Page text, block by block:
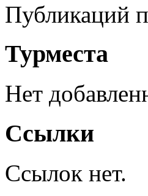
Публикаций
Турместа
Нет
Ссылки
Ссылок нет.